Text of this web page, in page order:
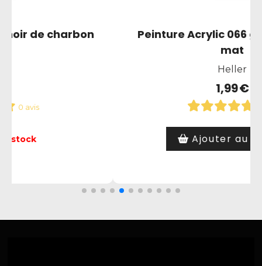
brun olive
avis
Peinture Acrylic 061
Heller
€
0 avis
Ajouter au